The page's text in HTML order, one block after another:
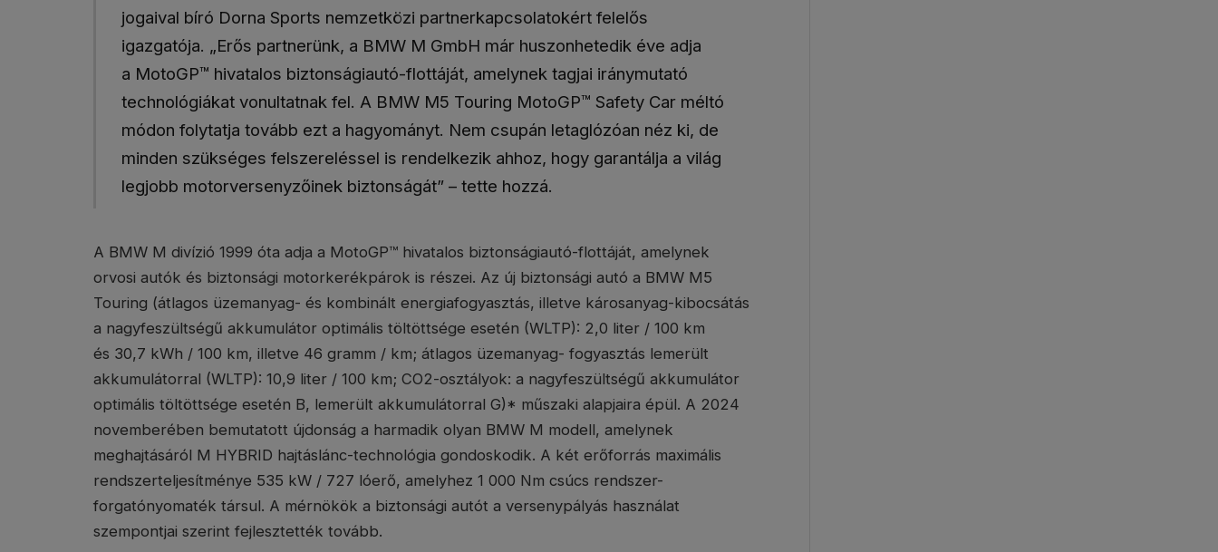
jogaival bíró Dorna Sports nemzetközi partnerkapcsolatokért felelős
igazgatója. „Erős partnerünk, a BMW M GmbH már huszonhetedik éve adja
a MotoGP™ hivatalos biztonságiautó-flottáját, amelynek tagjai iránymutató
technológiákat vonultatnak fel. A BMW M5 Touring MotoGP™ Safety Car méltó
módon folytatja tovább ezt a hagyományt. Nem csupán letaglózóan néz ki, de
minden szükséges felszereléssel is rendelkezik ahhoz, hogy garantálja a világ
legjobb motorversenyzőinek biztonságát” – tette hozzá.
A BMW M divízió 1999 óta adja a MotoGP™ hivatalos biztonságiautó-flottáját, amelynek
orvosi autók és biztonsági motorkerékpárok is részei. Az új biztonsági autó a BMW M5
Touring (átlagos üzemanyag- és kombinált energiafogyasztás, illetve károsanyag-kibocsátás
a nagyfeszültségű akkumulátor optimális töltöttsége esetén (WLTP): 2,0 liter / 100 km
és 30,7 kWh / 100 km, illetve 46 gramm / km; átlagos üzemanyag- fogyasztás lemerült
akkumulátorral (WLTP): 10,9 liter / 100 km; CO2-osztályok: a nagyfeszültségű akkumulátor
optimális töltöttsége esetén B, lemerült akkumulátorral G)* műszaki alapjaira épül. A 2024
novemberében bemutatott újdonság a harmadik olyan BMW M modell, amelynek
meghajtásáról M HYBRID hajtáslánc-technológia gondoskodik. A két erőforrás maximális
rendszerteljesítménye 535 kW / 727 lóerő, amelyhez 1 000 Nm csúcs rendszer-
forgatónyomaték társul. A mérnökök a biztonsági autót a versenypályás használat
szempontjai szerint fejlesztették tovább.